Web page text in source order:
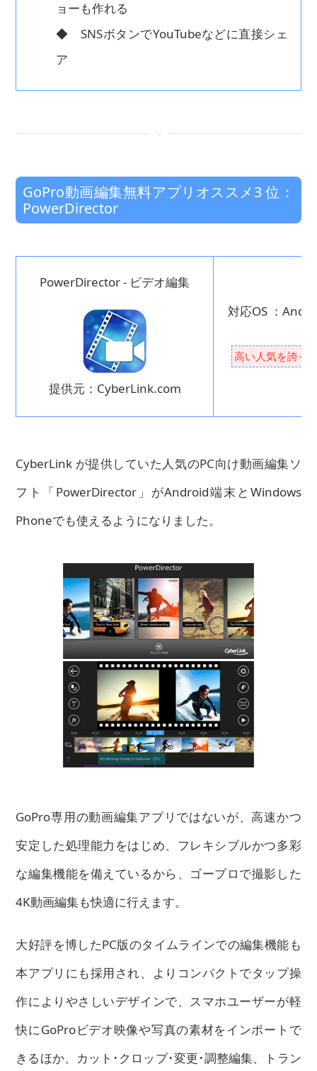
ョーも作れる
◆ SNSボタンでYouTubeなどに直接シェ
ア
GoPro動画編集無料アプリオススメ3 位：
PowerDirector
PowerDirector - ビデオ編集
提供元：CyberLink.com
対応OS ：
高い人気を誇っ
CyberLink が提供していた人気のPC向け動画編集ソ
フト「PowerDirector」がAndroid端末とWindows
Phoneでも使えるようになりました。
GoPro専用の動画編集アプリではないが、高速かつ
安定した処理能力をはじめ、フレキシブルかつ多彩
な編集機能を備えているから、ゴープロで撮影した
4K動画編集も快適に行えます。
大好評を博したPC版のタイムラインでの編集機能も
本アプリにも採用され、よりコンパクトでタップ操
作によりやさしいデザインで、スマホユーザーが軽
快にGoProビデオ映像や写真の素材をインポートで
きるほか、 カット･クロップ･変更･調整編集、トラン